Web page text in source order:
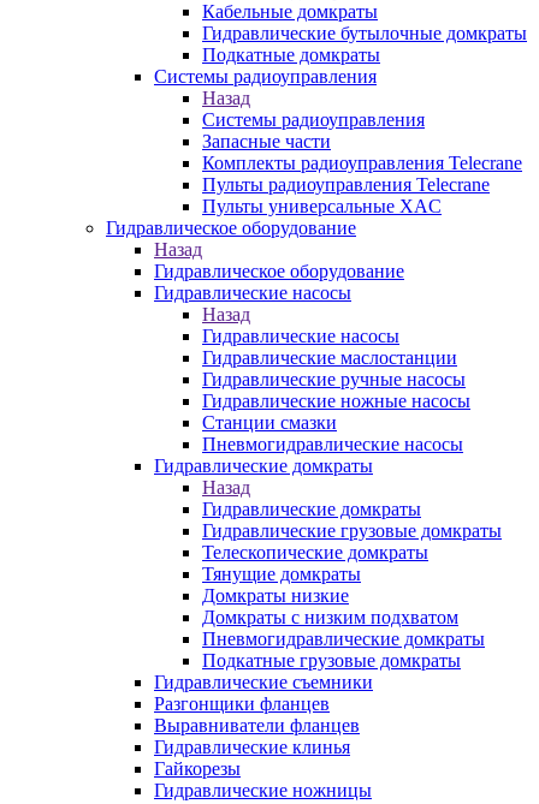
Кабельные домкраты
Гидравлические бутылочные домкраты
Подкатные домкраты
Системы радиоуправления
Назад
Системы радиоуправления
Запасные части
Комплекты радиоуправления Telecrane
Пульты радиоуправления Telecrane
Пульты универсальные XAC
Гидравлическое оборудование
Назад
Гидравлическое оборудование
Гидравлические насосы
Назад
Гидравлические насосы
Гидравлические маслостанции
Гидравлические ручные насосы
Гидравлические ножные насосы
Станции смазки
Пневмогидравлические насосы
Гидравлические домкраты
Назад
Гидравлические домкраты
Гидравлические грузовые домкраты
Телескопические домкраты
Тянущие домкраты
Домкраты низкие
Домкраты с низким подхватом
Пневмогидравлические домкраты
Подкатные грузовые домкраты
Гидравлические съемники
Разгонщики фланцев
Выравниватели фланцев
Гидравлические клинья
Гайкорезы
Гидравлические ножницы